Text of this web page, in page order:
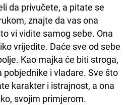
da privučete, a pitate se
znajte da vas ona
vi vidite samog sebe. Ona
vrijedite. Daće sve od sebe
Kao majka će biti stroga,
pobjednike i vladare. Sve što
karakter i istrajnost, a ona
svojim primjerom.